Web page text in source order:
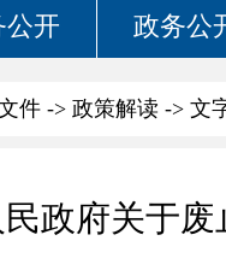
公开 政务公
件 -> 政策解读 -> 文
民政府关于